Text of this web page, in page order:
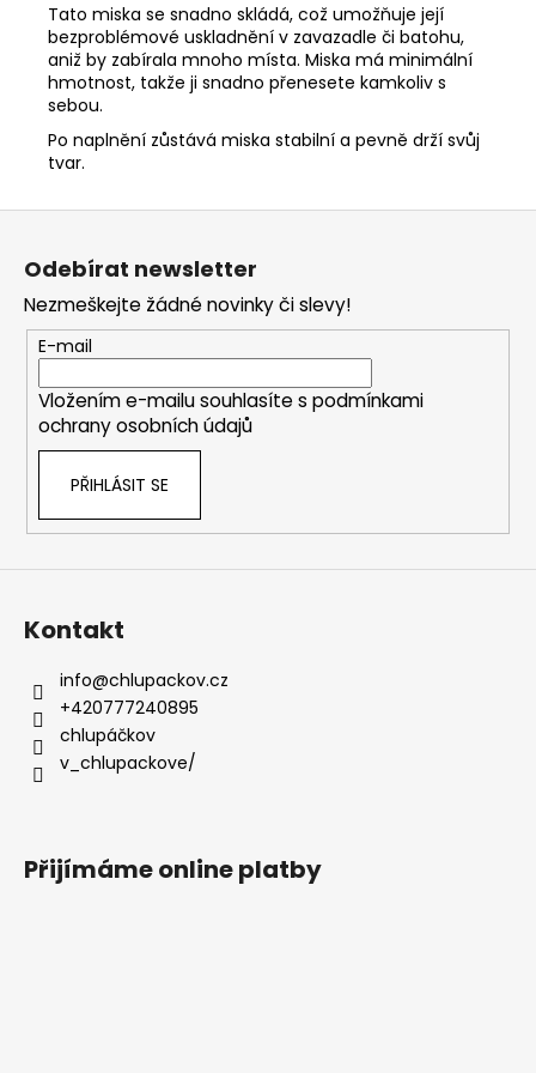
Tato miska se snadno skládá, což umožňuje její
bezproblémové uskladnění v zavazadle či batohu,
aniž by zabírala mnoho místa. Miska má minimální
hmotnost, takže ji snadno přenesete kamkoliv s
sebou.
Po naplnění zůstává miska stabilní a pevně drží svůj
tvar.
Z
Odebírat newsletter
Nezmeškejte žádné novinky či slevy!
E-mail
Vložením e-mailu souhlasíte s podmínkami
ochrany osobních údajů
PŘIHLÁSIT SE
Kontakt
info@chlupackov.cz
+420777240895
chlupáčkov
v_chlupackove/
Přijímáme online platby